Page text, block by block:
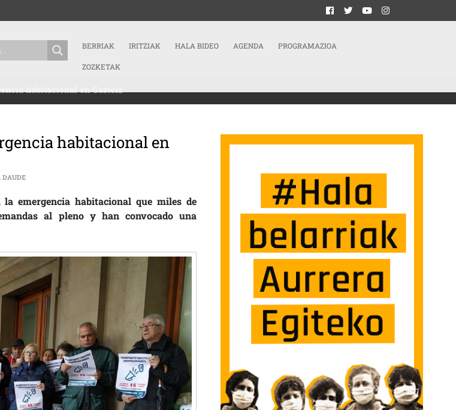
BERRIAK IRITZIAK HALA BIDEO AGENDA PROGRAMAZIOA
ZOZKETAK
habitacional en Gasteiz
habitacional en
DAUDEDERECHO A TECHO EXIGE QUE SE DECLARE LA EMERGENCIA HABITACIONAL EN GASTEIZ SARRERAN
emergencia habitacional que miles de
al pleno y han convocado una